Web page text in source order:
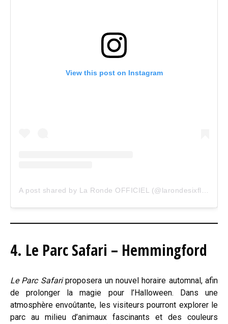
View this post on Instagram
4. Le Parc Safari – Hemmingford
Le Parc Safariproposera un nouvel horaire automnal, afin
de prolonger la magie pour l’Halloween. Dans une
atmosphère envoûtante, les visiteurs pourront explorer le
parc au milieu d’animaux fascinants et des couleurs